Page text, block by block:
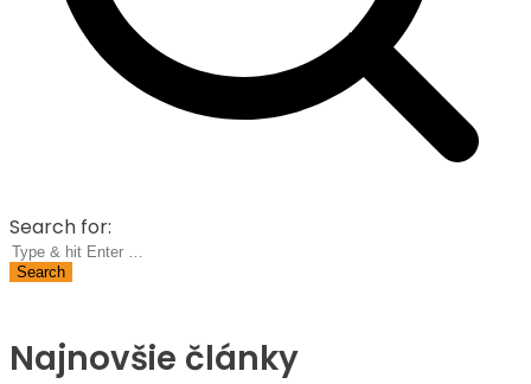
Search for:
Najnovšie články